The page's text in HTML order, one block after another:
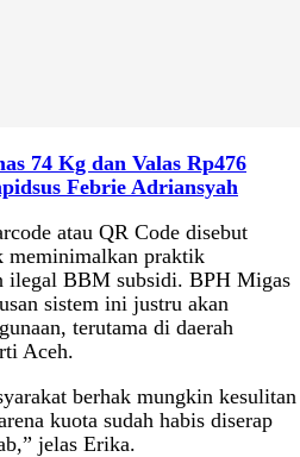
74 Kg dan Valas Rp476
Febrie Adriansyah
atau QR Code disebut
meminimalkan praktik
ilegal BBM subsidi. BPH Migas
sistem ini justru akan
terutama di daerah
Aceh.
berhak mungkin kesulitan
kuota sudah habis diserap
jelas Erika.